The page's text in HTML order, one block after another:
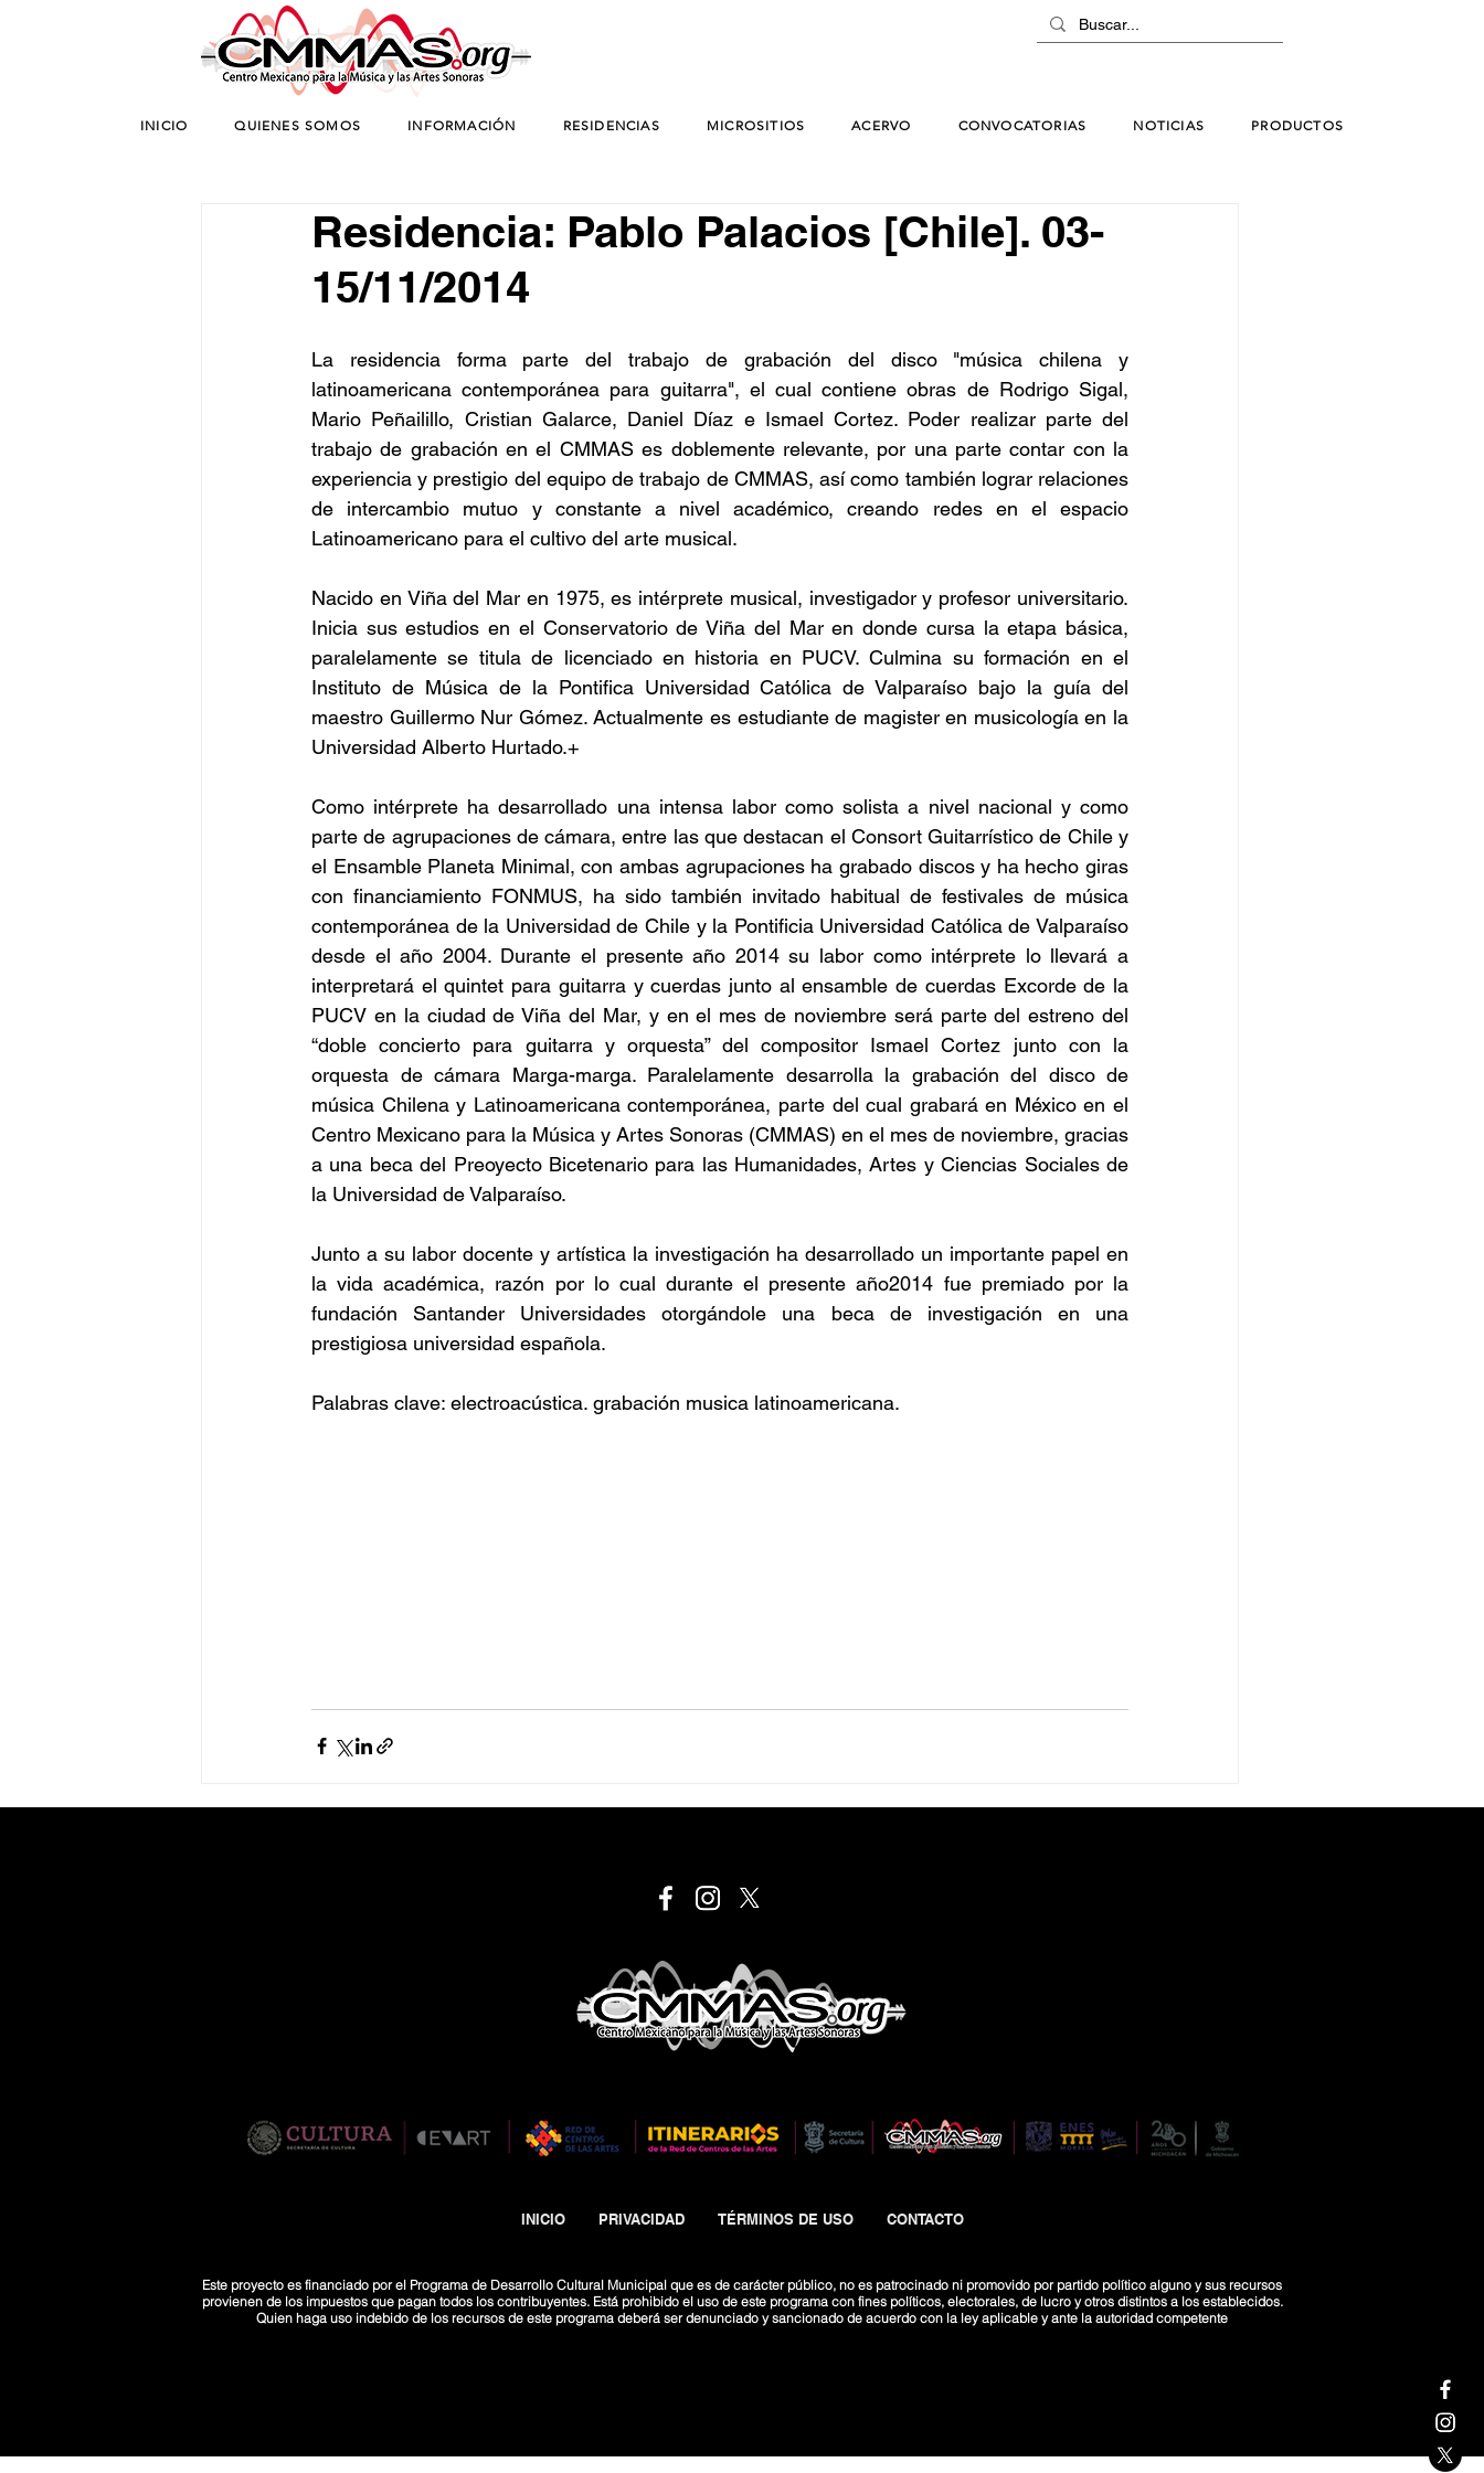
INICIO QUIENES SOMOS INFORMACIÓN RESIDENCIAS MICROSITIOS ACERVO CONVOCATORIAS NOTICIAS PRODUCTOS
Residencia: Pablo Palacios [Chile]. 03-
15/11/2014
La residencia forma parte del trabajo de grabación del disco "música chilena y
latinoamericana contemporánea para guitarra", el cual contiene obras de Rodrigo Sigal,
Mario Peñailillo, Cristian Galarce, Daniel Díaz e Ismael Cortez. Poder realizar parte del
trabajo de grabación en el CMMAS es doblemente relevante, por una parte contar con la
experiencia y prestigio del equipo de trabajo de CMMAS, así como también lograr relaciones
de intercambio mutuo y constante a nivel académico, creando redes en el espacio
Latinoamericano para el cultivo del arte musical.
Nacido en Viña del Mar en 1975, es intérprete musical, investigador y profesor universitario.
Inicia sus estudios en el Conservatorio de Viña del Mar en donde cursa la etapa básica,
paralelamente se titula de licenciado en historia en PUCV. Culmina su formación en el
Instituto de Música de la Pontifica Universidad Católica de Valparaíso bajo la guía del
maestro Guillermo Nur Gómez. Actualmente es estudiante de magister en musicología en la
Universidad Alberto Hurtado.+
Como intérprete ha desarrollado una intensa labor como solista a nivel nacional y como
parte de agrupaciones de cámara, entre las que destacan el Consort Guitarrístico de Chile y
el Ensamble Planeta Minimal, con ambas agrupaciones ha grabado discos y ha hecho giras
con financiamiento FONMUS, ha sido también invitado habitual de festivales de música
contemporánea de la Universidad de Chile y la Pontificia Universidad Católica de Valparaíso
desde el año 2004. Durante el presente año 2014 su labor como intérprete lo llevará a
interpretará el quintet para guitarra y cuerdas junto al ensamble de cuerdas Excorde de la
PUCV en la ciudad de Viña del Mar, y en el mes de noviembre será parte del estreno del
“doble concierto para guitarra y orquesta” del compositor Ismael Cortez junto con la
orquesta de cámara Marga-marga. Paralelamente desarrolla la grabación del disco de
música Chilena y Latinoamericana contemporánea, parte del cual grabará en México en el
Centro Mexicano para la Música y Artes Sonoras (CMMAS) en el mes de noviembre, gracias
a una beca del Preoyecto Bicetenario para las Humanidades, Artes y Ciencias Sociales de
la Universidad de Valparaíso.
Junto a su labor docente y artística la investigación ha desarrollado un importante papel en
la vida académica, razón por lo cual durante el presente año2014 fue premiado por la
fundación Santander Universidades otorgándole una beca de investigación en una
prestigiosa universidad española.
Palabras clave: electroacústica. grabación musica latinoamericana.
INICIO PRIVACIDAD TÉRMINOS DE USO CONTACTO
Este proyecto es financiado por el Programa de Desarrollo Cultural Municipal que es de carácter público, no es patrocinado ni promovido por partido político alguno y sus recursos
provienen de los impuestos que pagan todos los contribuyentes. Está prohibido el uso de este programa con fines políticos, electorales, de lucro y otros distintos a los establecidos.
Quien haga uso indebido de los recursos de este programa deberá ser denunciado y sancionado de acuerdo con la ley aplicable y ante la autoridad competente